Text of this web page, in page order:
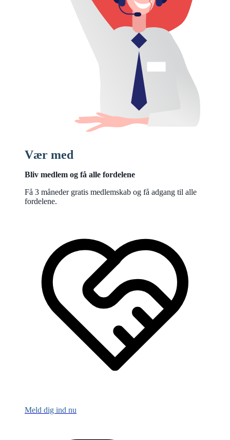
Vær med
Bliv medlem og få alle fordelene
Få 3 måneder gratis medlemskab og få adgang til alle
fordelene.
Meld dig ind nu